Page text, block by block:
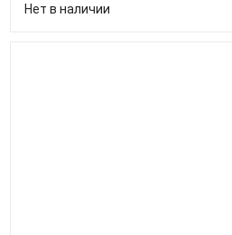
Нет в наличии